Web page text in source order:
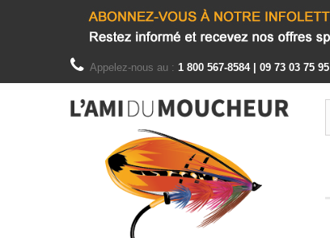
Appelez-nous au : 1 800 567-8584 | 09 73 03 75 95